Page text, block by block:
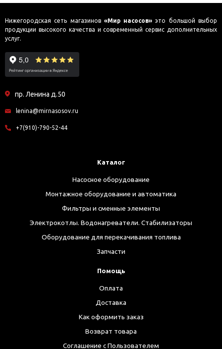
Нижегородская сеть магазинов «Мир насосов» это большой выбор
продукции высокого качества и современный сервис дополнительных
услуг.
пр. Ленина д.50
lenina@mirnasosov.ru
+7(910)-790-52-44
Каталог
Насосное оборудование
Монтажное оборудование и автоматика
Фильтры и сменные элементы
Электрокотлы. Водонагреватели. Стабилизаторы
Оборудование для перекачивания топлива
Запчасти
Помощь
Оплата
Доставка
Как оформить заказ
Возврат товара
Соглашение с Пользователем